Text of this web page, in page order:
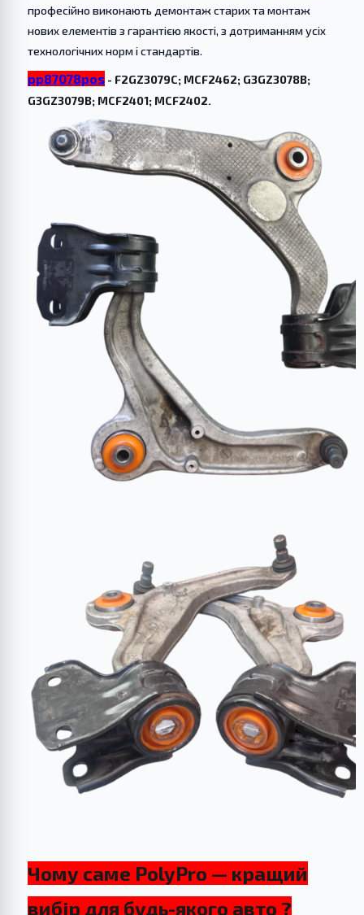
професійно виконають демонтаж старих та монтаж
нових елементів з гарантією якості, з дотриманням усіх
технологічних норм і стандартів.
pp87078pos - F2GZ3079C; MCF2462; G3GZ3078B;
G3GZ3079B; MCF2401; MCF2402.
Чому саме PolyPro — кращий
вибір для будь-якого авто ?